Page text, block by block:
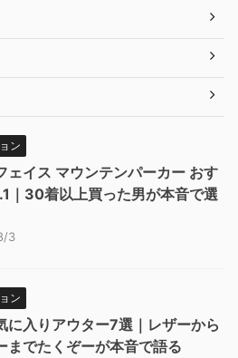
ン
ェイス マウンテンパーカー おす
｜30着以上買った男が本音で選
3
ン
に入りアウター7選｜レザーから
までたくぞーが本音で語る